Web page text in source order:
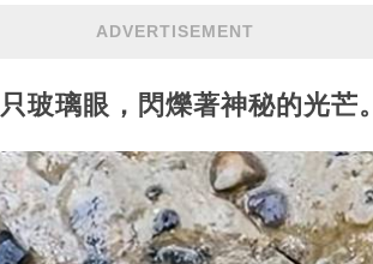
ADVERTISEMENT
玻璃眼，閃爍著神秘的光芒。